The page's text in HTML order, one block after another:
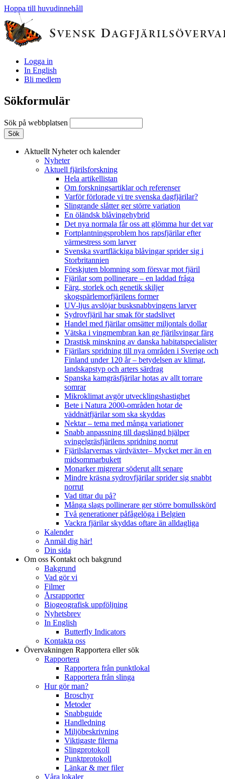
Hoppa till huvudinnehåll
Logga in
In English
Bli medlem
Sökformulär
Sök på webbplatsen
Aktuellt Nyheter och kalender
Nyheter
Aktuell fjärilsforskning
Hela artikellistan
Om forskningsartiklar och referenser
Varför förlorade vi tre svenska dagfjärilar?
Slingrande slåtter ger större variation
En öländsk blåvingehybrid
Det nya normala får oss att glömma hur det var
Fortplantningsproblem hos rapsfjärilar efter
värmestress som larver
Svenska svartfläckiga blåvingar sprider sig i
Storbritannien
Förskjuten blomning som försvar mot fjäril
Fjärilar som pollinerare – en laddad fråga
Färg, storlek och genetik skiljer
skogspärlemorfjärilens former
UV-ljus avslöjar busksnabbvingens larver
Sydrovfjäril har smak för stadslivet
Handel med fjärilar omsätter miljontals dollar
Vätska i vingmembran kan ge fjärilsvingar färg
Drastisk minskning av danska habitatspecialister
Fjärilars spridning till nya områden i Sverige och
Finland under 120 år– betydelsen av klimat,
landskapstyp och arters särdrag
Spanska kamgräsfjärilar hotas av allt torrare
somrar
Mikroklimat avgör utvecklingshastighet
Bete i Natura 2000-områden hotar de
väddnätfjärilar som ska skyddas
Nektar – tema med många variationer
Snabb anpassning till dagslängd hjälper
svingelgräsfjärilens spridning norrut
Fjärilslarvernas värdväxter– Mycket mer än en
midsommarbukett
Monarker migrerar söderut allt senare
Mindre kräsna sydrovfjärilar sprider sig snabbt
norrut
Vad tittar du på?
Många slags pollinerare ger större bomullsskörd
Två generationer påfågelöga i Belgien
Vackra fjärilar skyddas oftare än alldagliga
Kalender
Anmäl dig här!
Din sida
Om oss Kontakt och bakgrund
Bakgrund
Vad gör vi
Filmer
Årsrapporter
Biogeografisk uppföljning
Nyhetsbrev
In English
Butterfly Indicators
Kontakta oss
Övervakningen Rapportera eller sök
Rapportera
Rapportera från punktlokal
Rapportera från slinga
Hur gör man?
Broschyr
Metoder
Snabbguide
Handledning
Miljöbeskrivning
Viktigaste filerna
Slingprotokoll
Punktprotokoll
Länkar & mer filer
Våra lokaler